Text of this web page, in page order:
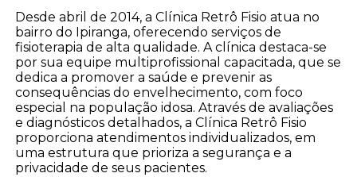
Desde abril de 2014, a Clínica Retrô Fisio atua no
bairro do Ipiranga, oferecendo serviços de
fisioterapia de alta qualidade. A clínica destaca-se
por sua equipe multiprofissional capacitada, que se
dedica a promover a saúde e prevenir as
consequências do envelhecimento, com foco
especial na população idosa. Através de avaliações
e diagnósticos detalhados, a Clínica Retrô Fisio
proporciona atendimentos individualizados, em
uma estrutura que prioriza a segurança e a
privacidade de seus pacientes.